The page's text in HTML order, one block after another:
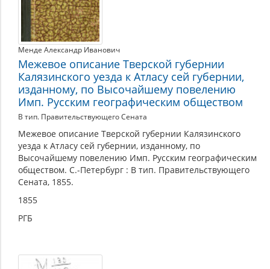
Менде Александр Иванович
Межевое описание Тверской губернии
Калязинского уезда к Атласу сей губернии,
изданному, по Высочайшему повелению
Имп. Русским географическим обществом
В тип. Правительствующего Сената
Межевое описание Тверской губернии Калязинского
уезда к Атласу сей губернии, изданному, по
Высочайшему повелению Имп. Русским географическим
обществом. С.-Петербург : В тип. Правительствующего
Сената, 1855.
1855
РГБ